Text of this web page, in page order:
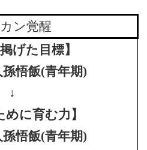
ン覚醒
げた目標】
悟飯(青年期)
↓
めに育む力】
悟飯(青年期)